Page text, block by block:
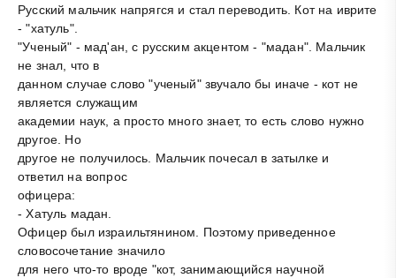
Русский мальчик напрягся и стал переводить. Кот на иврите
- "хатуль".
"Ученый" - мад'ан, с русским акцентом - "мадан". Мальчик
не знал, что в
данном случае слово "ученый" звучало бы иначе - кот не
является служащим
академии наук, а просто много знает, то есть слово нужно
другое. Но
другое не получилось. Мальчик почесал в затылке и
ответил на вопрос
офицера:
- Хатуль мадан.
Офицер был израильтянином. Поэтому приведенное
словосочетание значило
для него что-то вроде "кот, занимающийся научной